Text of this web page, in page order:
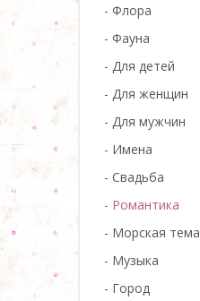
- Флора
- Фауна
- Для детей
- Для женщин
- Для мужчин
- Имена
- Свадьба
- Романтика
- Морская тема
- Музыка
- Город